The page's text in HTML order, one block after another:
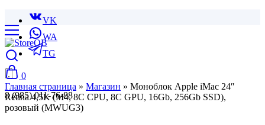
VK
WA
TG
8 (985) 011-76-88
0
Главная страница » Магазин » Моноблок Apple iMac 24″
Retina 4,5K (M4, 8C CPU, 8C GPU, 16Gb, 256Gb SSD),
розовый (MWUG3)